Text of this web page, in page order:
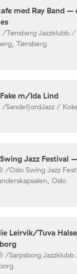
med Ray Band –
/Tønsberg Jazzklubb
Tønsberg
m/Ida Lind
/SandefjordJazz /
Jazz Festival
/Oslo Swing Jazz
Oslo
Leirvik/Tuva
/Sarpsborg